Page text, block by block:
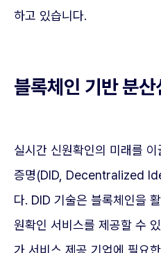
하고 있습니다.
블록체인 기반 분
실시간 신원확인의 미래를
증명(DID, Decentralized
다. DID 기술은 블록체인을
원확인 서비스를 제공할 수
가 서비스 제공 기업에 필요